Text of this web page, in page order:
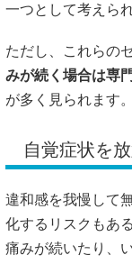
一つとして考えら
ただし、これらの
みが続く場合は専
が多く見られます。
自覚症状を
違和感を我慢して
化するリスクもあ
痛みが続いたり、